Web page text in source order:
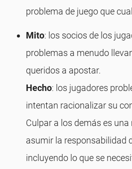
problema de juego que
Mito: los socios de los
problemas a menudo
queridos a apostar.
Hecho: los jugadores
intentan racionalizar su
Culpar a los demás es
asumir la responsabilidad
incluyendo lo que se